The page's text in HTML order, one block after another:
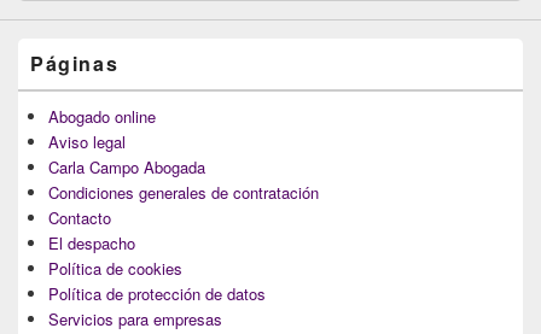
Páginas
Abogado online
Aviso legal
Carla Campo Abogada
Condiciones generales de contratación
Contacto
El despacho
Política de cookies
Política de protección de datos
Servicios para empresas